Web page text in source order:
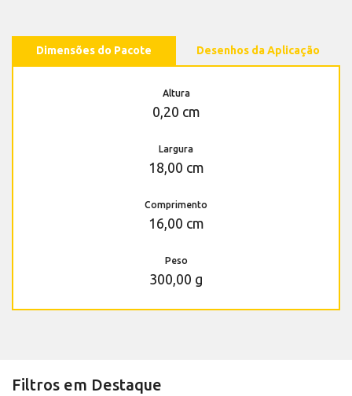
Dimensões do Pacote Desenhos da Aplicação
Altura
0,20 cm
Largura
18,00 cm
Comprimento
16,00 cm
Peso
300,00 g
Filtros em Destaque